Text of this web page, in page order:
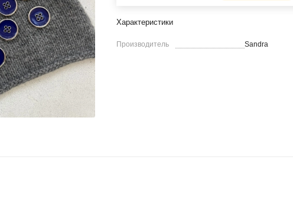
Характеристики
Производитель Sandra